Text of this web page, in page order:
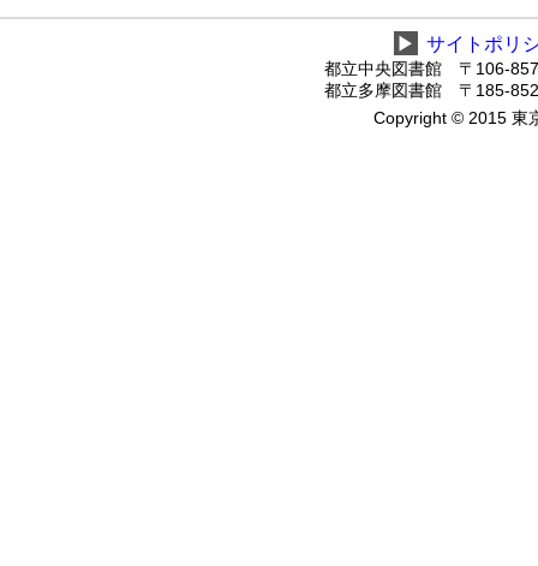
▶ サイトポリ
都立中央図書館 〒106-
都立多摩図書館 〒185-
Copyright © 2015 東